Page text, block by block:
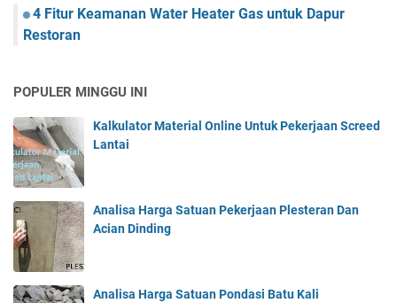
4 Fitur Keamanan Water Heater Gas untuk Dapur
Restoran
POPULER MINGGU INI
Kalkulator Material Online Untuk Pekerjaan Screed
Lantai
Analisa Harga Satuan Pekerjaan Plesteran Dan
Acian Dinding
Analisa Harga Satuan Pondasi Batu Kali